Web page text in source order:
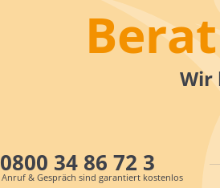
Wir
0800 34 86 72 3
Anruf & Gespräch sind garantiert kostenlos